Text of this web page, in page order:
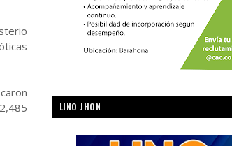
LINO JHON